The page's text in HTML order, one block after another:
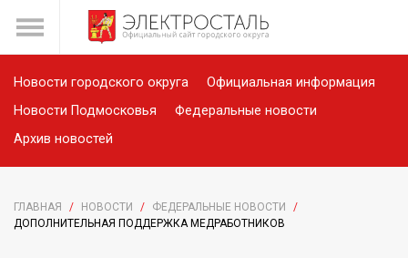
Новости городского округа
Официальная информация
Новости Подмосковья
Федеральные новости
Архив новостей
ГЛАВНАЯ / НОВОСТИ / ФЕДЕРАЛЬНЫЕ НОВОСТИ
/
ДОПОЛНИТЕЛЬНАЯ ПОДДЕРЖКА МЕДРАБОТНИКОВ